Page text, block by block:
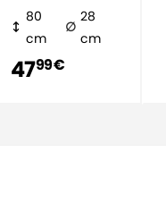
80
cm
28
cm
4799 €